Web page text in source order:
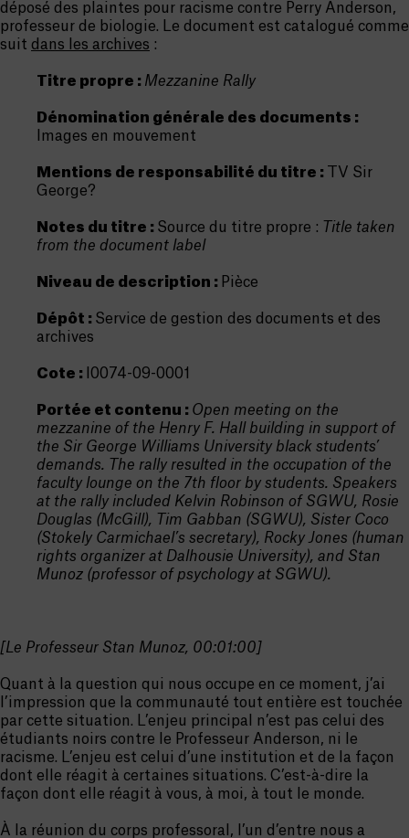
déposé des plaintes pour racisme contre Perry Anderson,
professeur de biologie. Le document est catalogué comme
suit dans les archives :
Titre propre : Mezzanine Rally
Dénomination générale des documents :
Images en mouvement
Mentions de responsabilité du titre :
TV Sir
George?
Notes du titre : Source du titre propre : Title taken
from the document label
Niveau de description : Pièce
Dépôt : Service de gestion des documents et des
archives
Cote : I0074-09-0001
Portée et contenu : Open meeting on the
mezzanine of the Henry F. Hall building in support of
the Sir George Williams University black students’
demands. The rally resulted in the occupation of the
faculty lounge on the 7th floor by students. Speakers
at the rally included Kelvin Robinson of SGWU, Rosie
Douglas (McGill), Tim Gabban (SGWU), Sister Coco
(Stokely Carmichael’s secretary), Rocky Jones (human
rights organizer at Dalhousie University), and Stan
Munoz (professor of psychology at SGWU).
[Le Professeur Stan Munoz, 00:01:00]
Quant à la question qui nous occupe en ce moment, j’ai
l’impression que la communauté tout entière est touchée
par cette situation. L’enjeu principal n’est pas celui des
étudiants noirs contre le Professeur Anderson, ni le
racisme. L’enjeu est celui d’une institution et de la façon
dont elle réagit à certaines situations. C’est-à-dire la
façon dont elle réagit à vous, à moi, à tout le monde.
À la réunion du corps professoral, l’un d’entre nous a